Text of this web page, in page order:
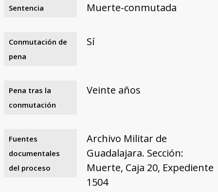
Sentencia Muerte-conmutada
Conmutación de
pena
Sí
Pena tras la
conmutación
Veinte años
Fuentes
documentales
del proceso
Archivo Militar de
Guadalajara. Sección:
Muerte, Caja 20, Expediente
1504